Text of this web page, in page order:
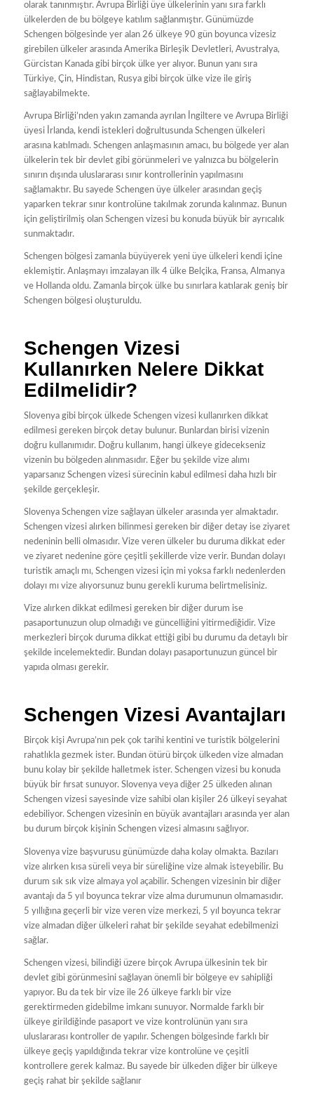
olarak tanınmıştır. Avrupa Birliği üye ülkelerinin yanı sıra farklı
ülkelerden de bu bölgeye katılım sağlanmıştır. Günümüzde
Schengen bölgesinde yer alan 26 ülkeye 90 gün boyunca vizesiz
girebilen ülkeler arasında Amerika Birleşik Devletleri, Avustralya,
Gürcistan Kanada gibi birçok ülke yer alıyor. Bunun yanı sıra
Türkiye, Çin, Hindistan, Rusya gibi birçok ülke vize ile giriş
sağlayabilmekte.
Avrupa Birliği’nden yakın zamanda ayrılan İngiltere ve Avrupa Birliği
üyesi İrlanda, kendi istekleri doğrultusunda Schengen ülkeleri
arasına katılmadı. Schengen anlaşmasının amacı, bu bölgede yer alan
ülkelerin tek bir devlet gibi görünmeleri ve yalnızca bu bölgelerin
sınırın dışında uluslararası sınır kontrollerinin yapılmasını
sağlamaktır. Bu sayede Schengen üye ülkeler arasından geçiş
yaparken tekrar sınır kontrolüne takılmak zorunda kalınmaz. Bunun
için geliştirilmiş olan Schengen vizesi bu konuda büyük bir ayrıcalık
sunmaktadır.
Schengen bölgesi zamanla büyüyerek yeni üye ülkeleri kendi içine
eklemiştir. Anlaşmayı imzalayan ilk 4 ülke Belçika, Fransa, Almanya
ve Hollanda oldu. Zamanla birçok ülke bu sınırlara katılarak geniş bir
Schengen bölgesi oluşturuldu.
Schengen Vizesi
Kullanırken Nelere Dikkat
Edilmelidir?
Slovenya gibi birçok ülkede Schengen vizesi kullanırken dikkat
edilmesi gereken birçok detay bulunur. Bunlardan birisi vizenin
doğru kullanımıdır. Doğru kullanım, hangi ülkeye gidecekseniz
vizenin bu bölgeden alınmasıdır. Eğer bu şekilde vize alımı
yaparsanız Schengen vizesi sürecinin kabul edilmesi daha hızlı bir
şekilde gerçekleşir.
Slovenya Schengen vize sağlayan ülkeler arasında yer almaktadır.
Schengen vizesi alırken bilinmesi gereken bir diğer detay ise ziyaret
nedeninin belli olmasıdır. Vize veren ülkeler bu duruma dikkat eder
ve ziyaret nedenine göre çeşitli şekillerde vize verir. Bundan dolayı
turistik amaçlı mı, Schengen vizesi için mi yoksa farklı nedenlerden
dolayı mı vize alıyorsunuz bunu gerekli kuruma belirtmelisiniz.
Vize alırken dikkat edilmesi gereken bir diğer durum ise
pasaportunuzun olup olmadığı ve güncelliğini yitirmediğidir. Vize
merkezleri birçok duruma dikkat ettiği gibi bu durumu da detaylı bir
şekilde incelemektedir. Bundan dolayı pasaportunuzun güncel bir
yapıda olması gerekir.
Schengen Vizesi Avantajları
Birçok kişi Avrupa’nın pek çok tarihi kentini ve turistik bölgelerini
rahatlıkla gezmek ister. Bundan ötürü birçok ülkeden vize almadan
bunu kolay bir şekilde halletmek ister. Schengen vizesi bu konuda
büyük bir fırsat sunuyor. Slovenya veya diğer 25 ülkeden alınan
Schengen vizesi sayesinde vize sahibi olan kişiler 26 ülkeyi seyahat
edebiliyor. Schengen vizesinin en büyük avantajları arasında yer alan
bu durum birçok kişinin Schengen vizesi almasını sağlıyor.
Slovenya vize başvurusu günümüzde daha kolay olmakta. Bazıları
vize alırken kısa süreli veya bir süreliğine vize almak isteyebilir. Bu
durum sık sık vize almaya yol açabilir. Schengen vizesinin bir diğer
avantajı da 5 yıl boyunca tekrar vize alma durumunun olmamasıdır.
5 yıllığına geçerli bir vize veren vize merkezi, 5 yıl boyunca tekrar
vize almadan diğer ülkeleri rahat bir şekilde seyahat edebilmenizi
sağlar.
Schengen vizesi, bilindiği üzere birçok Avrupa ülkesinin tek bir
devlet gibi görünmesini sağlayan önemli bir bölgeye ev sahipliği
yapıyor. Bu da tek bir vize ile 26 ülkeye farklı bir vize
gerektirmeden gidebilme imkanı sunuyor. Normalde farklı bir
ülkeye girildiğinde pasaport ve vize kontrolünün yanı sıra
uluslararası kontroller de yapılır. Schengen bölgesinde farklı bir
ülkeye geçiş yapıldığında tekrar vize kontrolüne ve çeşitli
kontrollere gerek kalmaz. Bu sayede bir ülkeden diğer bir ülkeye
geçiş rahat bir şekilde sağlanır